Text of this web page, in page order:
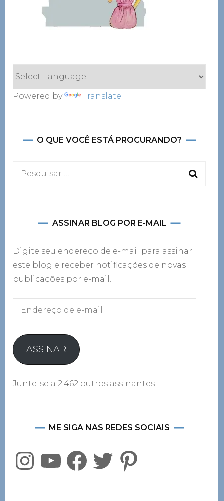
Powered by Translate
O QUE VOCÊ ESTÁ PROCURANDO?
Pesquisar
ASSINAR BLOG POR E-MAIL
Digite seu endereço de e-mail para assinar
este blog e receber notificações de novas
publicações por e-mail.
Endereço
mailASSINAR
Junte-se a 2.462 outros assinantes
ME SIGA NAS REDES SOCIAIS
InstagramYouTubeFacebookTwitter Pinterest